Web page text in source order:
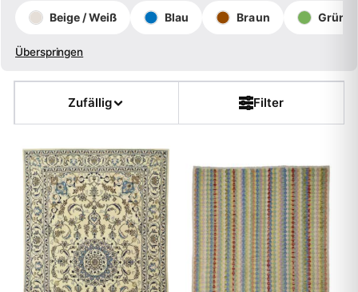
Form
Kette
Flor
Beige / Weiß
Blau Braun Grün
Überspringen
Zufällig Filter